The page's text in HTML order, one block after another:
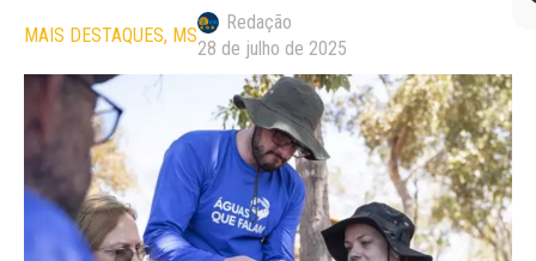
MAIS DESTAQUES MS
Redação
28 de julho de 2025